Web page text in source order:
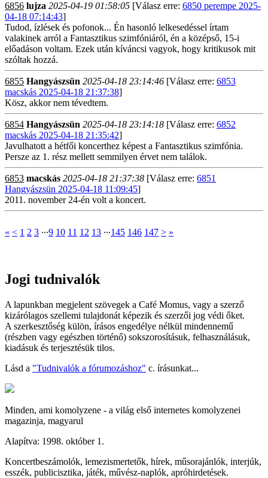
6856 lujza 2025-04-19 01:58:05 [Válasz erre: 6850 perempe 2025-
04-18 07:14:43]
Tudod, ízlések és pofonok... Én hasonló lelkesedéssel írtam
valakinek arról a Fantasztikus szimfóniáról, én a középső, 15-i
előadáson voltam. Ezek után kíváncsi vagyok, hogy kritikusok mit
szóltak hozzá.
6855 Hangyászsün 2025-04-18 23:14:46 [Válasz erre: 6853
macskás 2025-04-18 21:37:38]
Kösz, akkor nem tévedtem.
6854 Hangyászsün 2025-04-18 23:14:18 [Válasz erre: 6852
macskás 2025-04-18 21:35:42]
Javulhatott a hétfői koncerthez képest a Fantasztikus szimfónia.
Persze az 1. rész mellett semmilyen érvet nem találok.
6853 macskás 2025-04-18 21:37:38 [Válasz erre: 6851
Hangyászsün 2025-04-18 11:09:45]
2011. november 24-én volt a koncert.
« < 1 2 3 ∙∙∙9 10 11 12 13 ∙∙∙145 146 147 > »
Jogi tudnivalók
A lapunkban megjelent szövegek a Café Momus, vagy a szerző
kizárólagos szellemi tulajdonát képezik és szerzői jog védi őket.
A szerkesztőség külön, írásos engedélye nélkül mindennemű
(részben vagy egészben történő) sokszorosításuk, felhasználásuk,
kiadásuk és terjesztésük tilos.
Lásd a "Tudnivalók a fórumozáshoz" c. írásunkat...
Minden, ami komolyzene - a világ első internetes komolyzenei
magazinja, magyarul
Alapítva: 1998. október 1.
Koncertbeszámolók, lemezismertetők, hírek, műsorajánlók, interjúk,
esszék, publicisztika, játék, művész-naplók, apróhirdetések.